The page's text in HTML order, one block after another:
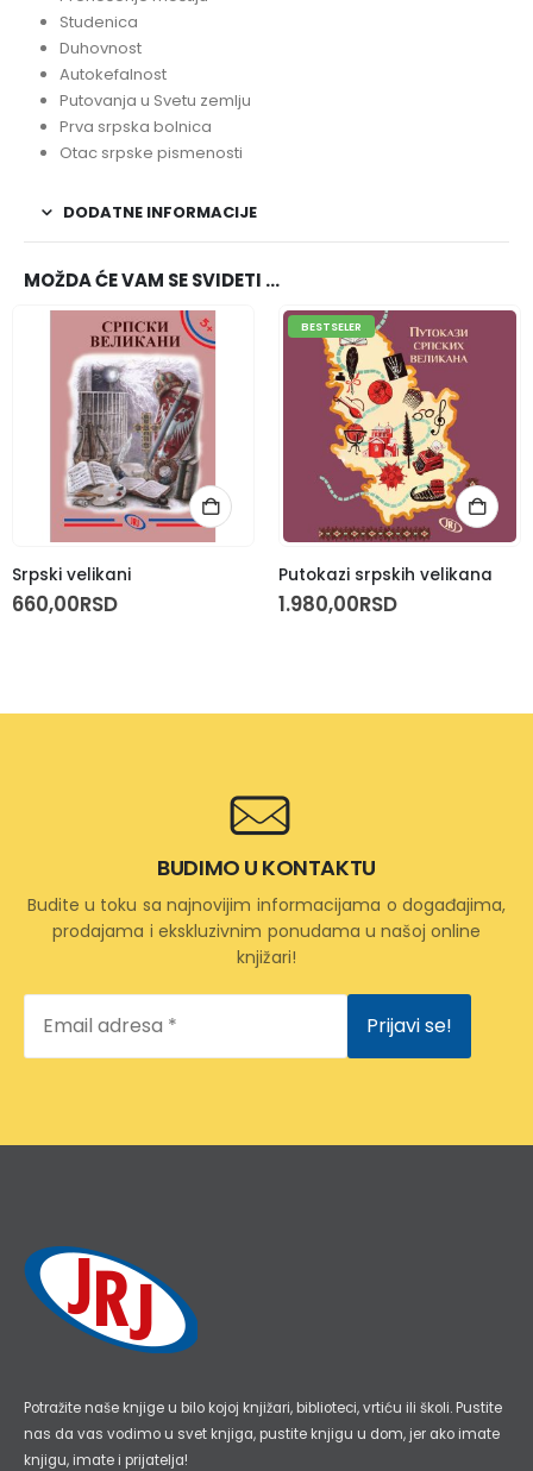
Studenica
Duhovnost
Autokefalnost
Putovanja u Svetu zemlju
Prva srpska bolnica
Otac srpske pismenosti
DODATNE INFORMACIJE
MOŽDA ĆE VAM SE SVIDETI …
Srpski velikani
660,00RSD
BESTSELER
Putokazi srpskih velikana
1.980,00RSD
Email
adresa
*
BUDIMO U KONTAKTU
Budite u toku sa najnovijim informacijama o događajima,
prodajama i ekskluzivnim ponudama u našoj online
knjižari!
Potražite naše knjige u bilo kojoj knjižari, biblioteci, vrtiću ili školi. Pustite
nas da vas vodimo u svet knjiga, pustite knjigu u dom, jer ako imate
knjigu, imate i prijatelja!